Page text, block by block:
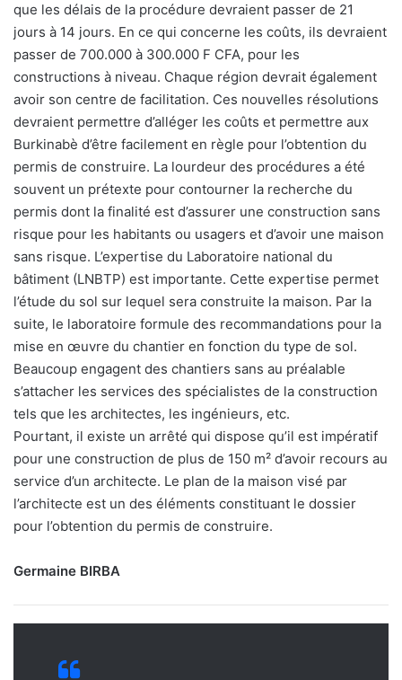
que les délais de la procédure devraient passer de 21
jours à 14 jours. En ce qui concerne les coûts, ils devraient
passer de 700.000 à 300.000 F CFA, pour les
constructions à niveau. Chaque région devrait également
avoir son centre de facilitation. Ces nouvelles résolutions
devraient permettre d’alléger les coûts et permettre aux
Burkinabè d’être facilement en règle pour l’obtention du
permis de construire. La lourdeur des procédures a été
souvent un prétexte pour contourner la recherche du
permis dont la finalité est d’assurer une construction sans
risque pour les habitants ou usagers et d’avoir une maison
sans risque. L’expertise du Laboratoire national du
bâtiment (LNBTP) est importante. Cette expertise permet
l’étude du sol sur lequel sera construite la maison. Par la
suite, le laboratoire formule des recommandations pour la
mise en œuvre du chantier en fonction du type de sol.
Beaucoup engagent des chantiers sans au préalable
s’attacher les services des spécialistes de la construction
tels que les architectes, les ingénieurs, etc.
Pourtant, il existe un arrêté qui dispose qu’il est impératif
pour une construction de plus de 150 m² d’avoir recours au
service d’un architecte. Le plan de la maison visé par
l’architecte est un des éléments constituant le dossier
pour l’obtention du permis de construire.
Germaine BIRBA